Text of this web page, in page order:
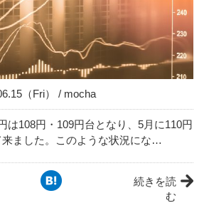
（Fri） / mocha
は108円・109円台となり、5月に110円
ました。このような状況にな…
続きを読
む